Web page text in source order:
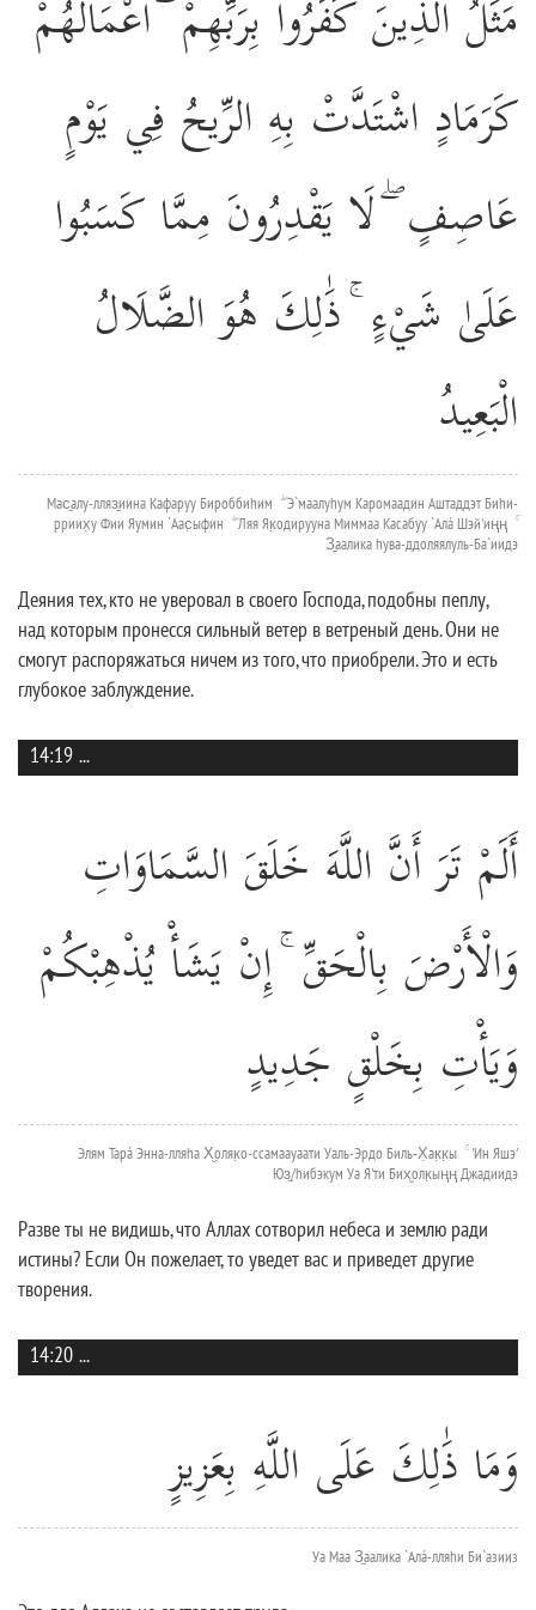
مَثَلُ الَّذِينَ كَفَرُوا بِرَبِّهِمْ ۖ أَعْمَالُهُمْ
كَرَمَادٍ اشْتَدَّتْ بِهِ الرِّيحُ فِي يَوْمٍ
عَاصِفٍ ۖ لَا يَقْدِرُونَ مِمَّا كَسَبُوا
عَلَىٰ شَيْءٍ ۚ ذَٰلِكَ هُوَ الضَّلَالُ
الْبَعِيدُ
Мас̱алу-лляз̱иина Кафаруу Бироббиhим ۖ Э`маалуhум Каромаадин Аштаддэт Биhи-
рриих̣у Фии Яумин `Аас̣ыфин ۖ Ляя Як̣одирууна Миммаа Касабуу `Алá Шэй'иңң ۚ
З̱аалика hува-ддоляялуль-Ба`иидэ
Деяния тех, кто не уверовал в своего Господа, подобны пеплу,
над которым пронесся сильный ветер в ветреный день. Они не
смогут распоряжаться ничем из того, что приобрели. Это и есть
глубокое заблуждение.
14:19 ...
أَلَمْ تَرَ أَنَّ اللَّهَ خَلَقَ السَّمَاوَاتِ
وَالْأَرْضَ بِالْحَقِّ ۚ إِنْ يَشَأْ يُذْهِبْكُمْ
وَيَأْتِ بِخَلْقٍ جَدِيدٍ
Элям Тарá Энна-лляhа Х̮оляк̣о-ссамаауаати Уаль-Эрдо Биль-Х̣ак̣к̣ы ۚ 'Ин Яшэ'
Юз̱/hибэкум Уа Я'ти Бих̮олк̣ыңң Джадиидэ
Разве ты не видишь, что Аллах сотворил небеса и землю ради
истины? Если Он пожелает, то уведет вас и приведет другие
творения.
14:20 ...
وَمَا ذَٰلِكَ عَلَى اللَّهِ بِعَزِيزٍ
Уа Маа З̱аалика `Алá-лляhи Би`азииз